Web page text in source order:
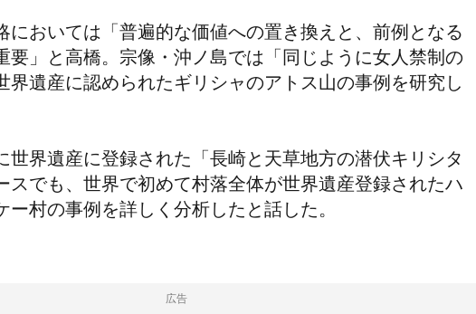
においては「普遍的な価値への置き換えと、前例となる
要」と高橋。宗像・沖ノ島では「同じように女人禁制の
界遺産に認められたギリシャのアトス山の事例を研究し
世界遺産に登録された「長崎と天草地方の潜伏キリシタ
スでも、世界で初めて村落全体が世界遺産登録されたハ
ー村の事例を詳しく分析したと話した。
広告